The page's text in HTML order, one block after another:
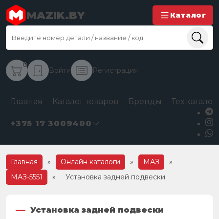
MAZIK.BY Каталог
0
Войти Регистрация
Главная Каталог товаров Бренды
+375 17 3009400
Главная » Онлайн каталоги » МАЗ
»
МАЗ-5551
» Установка задней подвески
Установка задней подвески